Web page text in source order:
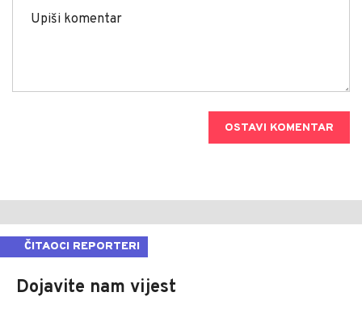
OSTAVI KOMENTAR
ČITAOCI REPORTERI
Dojavite nam vijest